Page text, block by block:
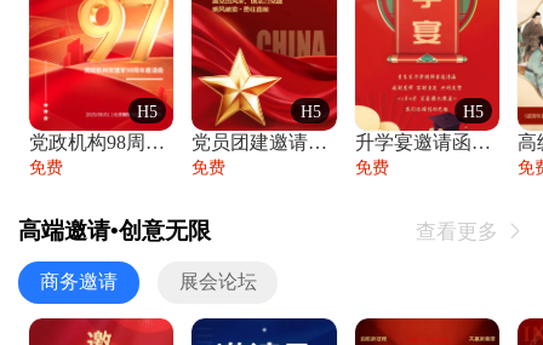
H5
党政机构98周年八一建军节庆祝晚会活动邀
免费
H5
党员团建邀请函党建活动风采党会工作汇报总
免费
H5
升学宴邀请函喜报金榜题名高端谢师宴邀请函
免费 免
高端邀请•创意无限 查看更多 
商务邀请 展会论坛